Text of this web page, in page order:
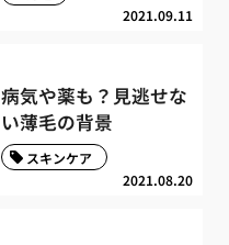
2021.09.11
病気や薬も？見逃せな
い薄毛の背景
2021.08.20
スキンケア